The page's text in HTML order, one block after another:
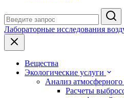
Лабораторные исследования
Вещества
Экологические услуги
Анализ атмосферного
Расчеты